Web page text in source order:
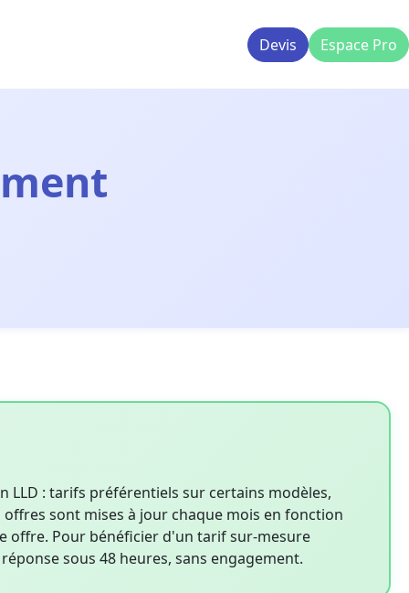
Devis Espace Pro
LLD : tarifs préférentiels sur certains modèles,
sont mises à jour chaque mois en fonction
offre. Pour bénéficier d'un tarif sur-mesure
sous 48 heures, sans engagement.